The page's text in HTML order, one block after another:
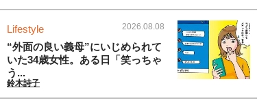
Lifestyle 2026.08.08
“外面の良い義母”にいじめられて
いた34歳女性。ある日「笑っちゃ
う...
鈴木詩子